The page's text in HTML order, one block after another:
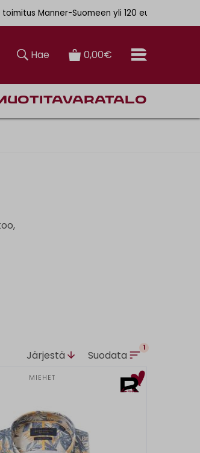
Manner-Suomeen yli 120 euron tilauksiin
Hae 0,00€
Järjestä Suodata
1
MIEHET